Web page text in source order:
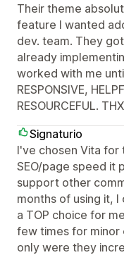
Their theme
feature I wanted
dev. team. They
already
worked with me
RESPONSIVE,
RESOURCEFUL.
Signaturio
I've chosen Vita for
SEO/page speed it
support other
months of using it,
a TOP choice for
few times for minor
only were they